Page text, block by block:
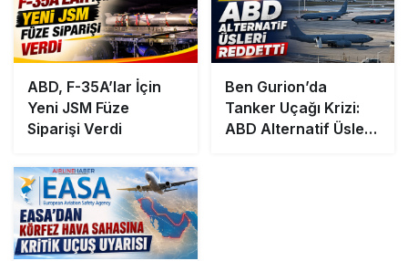
ABD, F-35A’lar İçin
Yeni JSM Füze
Siparişi Verdi
Ben Gurion’da
Tanker Uçağı Krizi:
ABD Alternatif Üsleri